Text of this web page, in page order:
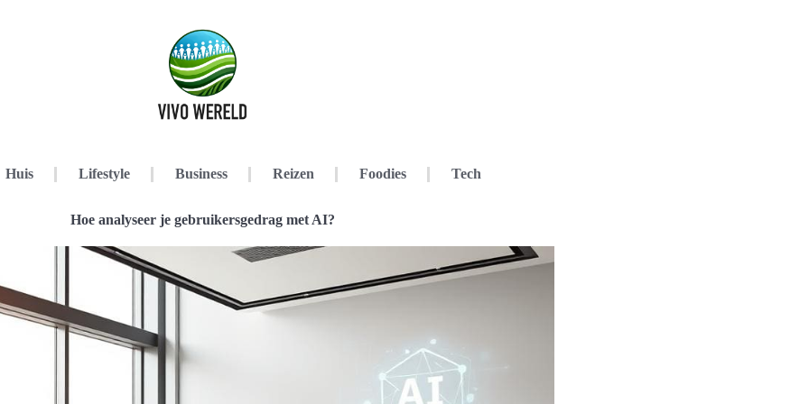
Huis Lifestyle Business Reizen Foodies Tech
Hoe analyseer je gebruikersgedrag met AI?